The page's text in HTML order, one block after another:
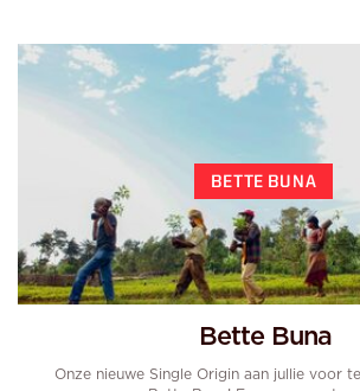
BETTE BUNA
Bette Buna
Onze nieuwe Single Origin aan jullie voor